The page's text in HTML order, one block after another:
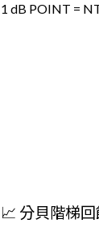
1 dB POINT =
📈 分貝階梯